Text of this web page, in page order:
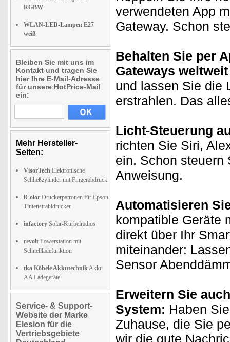
RGBW
WLAN-LED-Lampen E27
weiß
Bleiben Sie mit uns im
Kontakt und tragen Sie
hier Ihre E-Mail-Adresse
für unsere HotPrice-Mail
ein:
Mehr Hersteller-
Seiten:
VisorTech Elektronische
Schließzylinder mit Fingerabdruck
iColor Druckerpatronen für Epson
Tintenstrahldrucker
infactory Solar-Kurbelradios
revolt Powerstation mit
Schnellladefunktion
tka Köbele AkkutechnikAkku
AA Ladegeräte
Service- & Support-
Website der Marke
Elesion für die
Vertriebsgebiete
verwendeten App
Gateway. Schon
Behalten Sie per
Gateways
und lassen Sie die
erstrahlen. Das
Licht-Steuerung
richten Sie Siri,
ein. Schon steuern
Anweisung.
Automatisieren
kompatible Geräte
direkt über Ihr
miteinander:
Sensor
Erweitern Sie
System: Haben
Zuhause, die Sie
wir die gute